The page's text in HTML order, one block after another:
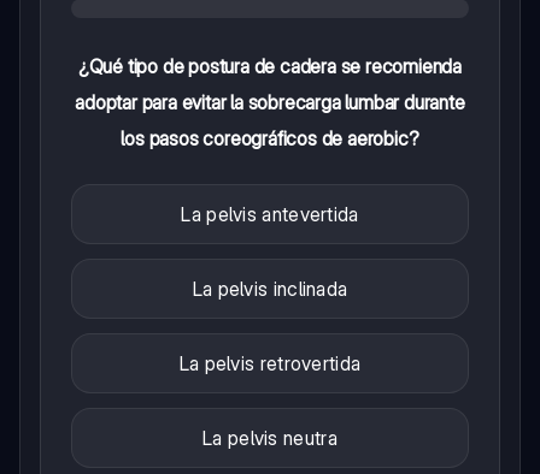
¿Qué tipo de postura de cadera se recomienda
adoptar para evitar la sobrecarga lumbar durante
los pasos coreográficos de aerobic?
La pelvis antevertida
La pelvis inclinada
La pelvis retrovertida
La pelvis neutra